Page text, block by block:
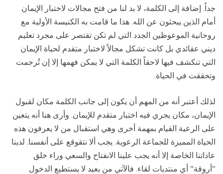
جداً. إضافة إلى الكلمة، لا بد لنا من فتح مجالات لاختبار الإيمان
أمام الذين يبحثون عن الله. هذا ما قامت به الكنيسة الأولية مع
روحانية الموعوظين الجدد التي لم تكن تقتصر على مجرد تعليم
ديني عقائدي بل كانت تشكل مجالاً لاختبار متقدم لحياة الإيمان
التي تنكشف فيها لاحقاً الكلمة التي لا يمكن فهمها إلا إن تُرجمت
وتحققت في الحياة.
لذلك أعتبر أنه من المهم أن يكون إلى جانب الكلمة مكان لقبول
الإيمان، مكان يجري فيه اختبار متقدم للإيمان. وأرى هنا أنه يتعين
على الرعية القيام بمهمة أخرى وهي استقبال من لا يعرفون هذه
الحياة المميزة للجماعة الرعوية. يجب ألا نتقوقع على أنفسنا. لدينا
عاداتنا الخاصة إلا أنه يجب علينا الانفتاح والسعي وراء خلق
"أروقة" أي منتديات لقاء. فالآتي من بعيد لا يستطيع الدخول